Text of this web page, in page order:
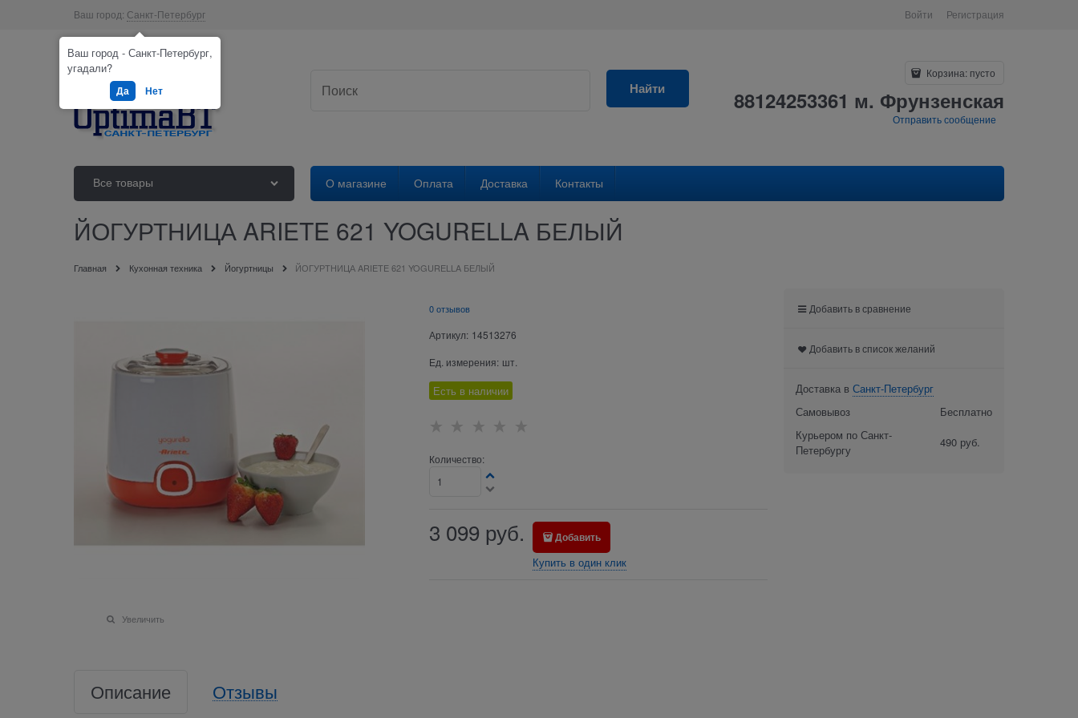
Ваш город: Санкт-Петербург Войти Регистрация
Найти
Корзина: пусто
88124253361 м. Фрунзенская
Отправить сообщение
Все товары О магазине Оплата Доставка Контакты
ЙОГУРТНИЦА ARIETE 621 YOGURELLA БЕЛЫЙ
Главная Кухонная техника Йогуртницы ЙОГУРТНИЦА ARIETE 621 YOGURELLA БЕЛЫЙ
Увеличить
0 отзывов
Артикул: 14513276
Ед. измерения: шт.
Есть в наличии
Количество:
3 099 руб. Добавить
Купить в один клик
Описание Отзывы
Добавить в сравнение
Добавить в список желаний
Доставка в Санкт-Петербург
Самовывоз
Бесплатно
Курьером по Санкт-
Петербургу
490 руб.
Ваш город - Санкт-Петербург,
угадали?
Да Нет